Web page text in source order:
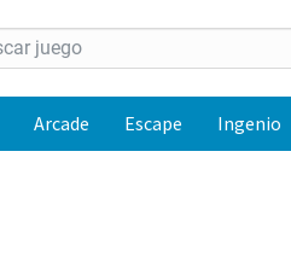
Arcade Escape Ingenio